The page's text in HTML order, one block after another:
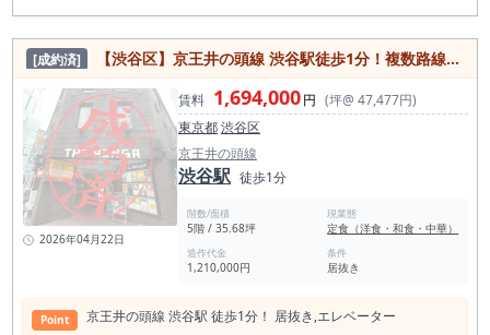
[成約済] 【渋谷区】京王井の頭線 渋⾕駅徒歩1分！複数路線使用可能でアクセス良好◎飲食店居抜き物件
2026年04月22日
賃料 1,694,000円 (坪@ 47,477円)
東京都渋谷区
京王井の頭線
渋谷駅 徒歩1分
階数/面積
5階 / 35.68坪
現業態
定食（洋食・和食・中華）
造作代金
1,210,000円
条件
居抜き
Point 京王井の頭線 渋⾕駅 徒歩1分！ 居抜き,エレベーター